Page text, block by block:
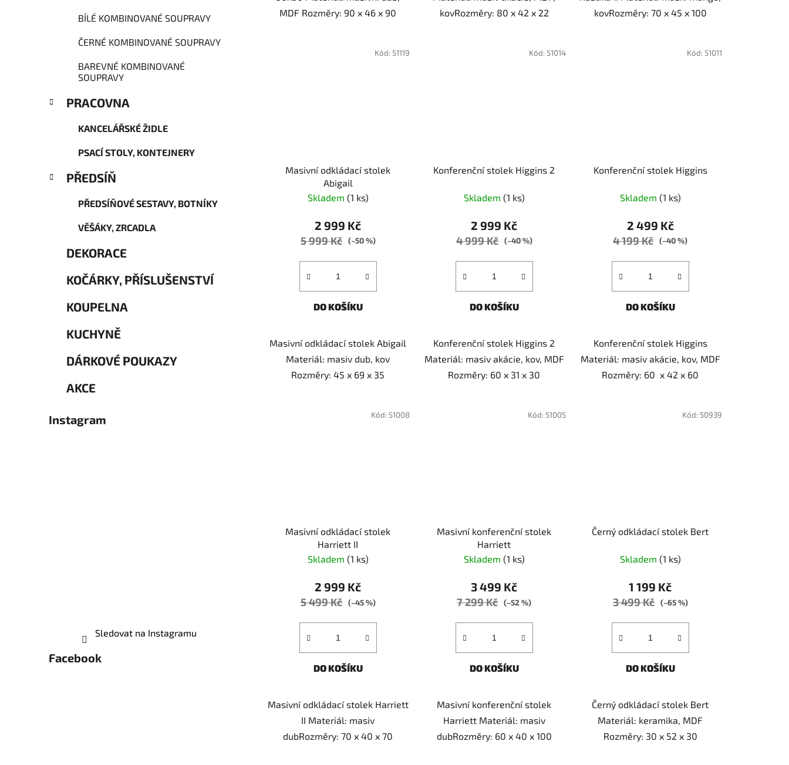
BÍLÉ KOMBINOVANÉ SOUPRAVY
ČERNÉ KOMBINOVANÉ SOUPRAVY
BAREVNÉ KOMBINOVANÉ
SOUPRAVY
PRACOVNA
KANCELÁŘSKÉ ŽIDLE
PSACÍ STOLY, KONTEJNERY
PŘEDSÍŇ
PŘEDSÍŇOVÉ SESTAVY, BOTNÍKY
VĚŠÁKY, ZRCADLA
DEKORACE
KOČÁRKY, PŘÍSLUŠENSTVÍ
KOUPELNA
KUCHYNĚ
DÁRKOVÉ POUKAZY
AKCE
Instagram
Sledovat na Instagramu
Facebook
MDF Rozměry: 90 x 46 x 90
kovRozměry: 80 x 42 x 22
kovRozměry: 70 x 45 x 100
Masivní odkládací stolek
Abigail
Skladem (1 ks)
2 999 Kč
5 999 Kč (–50 %)
DO KOŠÍKU
Masivní odkládací stolek Abigail
Materiál: masiv dub, kov
Rozměry: 45 x 69 x 35
Kód: 51119
Konferenční stolek Higgins 2
Skladem (1 ks)
2 999 Kč
4 999 Kč (–40 %)
DO KOŠÍKU
Konferenční stolek Higgins 2
Materiál: masiv akácie, kov, MDF
Rozměry: 60 x 31 x 30
Kód: 51014
Konferenční stolek Higgins
Skladem (1 ks)
2 499 Kč
4 199 Kč (–40 %)
DO KOŠÍKU
Konferenční stolek Higgins
Materiál: masiv akácie, kov, MDF
Rozměry: 60 x 42 x 60
Kód: 51011
Masivní odkládací stolek
Harriett II
Skladem (1 ks)
2 999 Kč
5 499 Kč (–45 %)
DO KOŠÍKU
Masivní odkládací stolek Harriett
II Materiál: masiv
dubRozměry: 70 x 40 x 70
Kód: 51008
Masivní konferenční stolek
Harriett
Skladem (1 ks)
3 499 Kč
7 299 Kč (–52 %)
DO KOŠÍKU
Masivní konferenční stolek
Harriett Materiál: masiv
dubRozměry: 60 x 40 x 100
Kód: 51005
Černý odkládací stolek Bert
Skladem (1 ks)
1 199 Kč
3 499 Kč (–65 %)
DO KOŠÍKU
Černý odkládací stolek Bert
Materiál: keramika, MDF
Rozměry: 30 x 52 x 30
Kód: 50939